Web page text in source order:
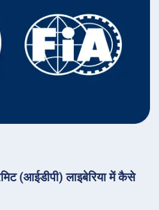
(आईडीपी) लाइबेरिया में कैसे